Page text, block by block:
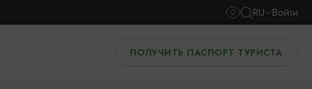
RU Войти
ПОЛУЧИТЬ ПАСПОРТ ТУРИСТА